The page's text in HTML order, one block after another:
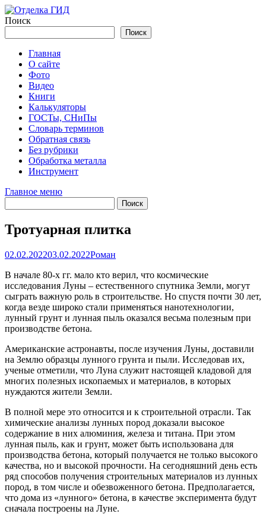
Перейти
к
Поиск
Поиск
Главная
О сайте
Фото
Видео
Книги
Калькуляторы
ГОСТы, СНиПы
Словарь терминов
Обратная связь
Без рубрики
Обработка металла
Инструмент
Главное меню
Тротуарная плитка
02.02.202203.02.2022Роман
В начале 80-х гг. мало кто верил, что космические
исследования Луны – естественного спутника Земли, могут
сыграть важную роль в строительстве. Но спустя почти 30 лет,
когда везде широко стали применяться нанотехнологии,
лунный грунт и лунная пыль оказался весьма полезным при
производстве бетона.
Американские астронавты, после изучения Луны, доставили
на Землю образцы лунного грунта и пыли. Исследовав их,
ученые отметили, что Луна служит настоящей кладовой для
многих полезных ископаемых и материалов, в которых
нуждаются жители Земли.
В полной мере это относится и к строительной отрасли. Так
химические анализы лунных пород доказали высокое
содержание в них алюминия, железа и титана. При этом
лунная пыль, как и грунт, может быть использована для
производства бетона, который получается не только высокого
качества, но и высокой прочности. На сегодняшний день есть
ряд способов получения строительных материалов из лунных
пород, в том числе и обезвоженного бетона. Предполагается,
что дома из «лунного» бетона, в качестве эксперимента будут
сначала построены на Луне.